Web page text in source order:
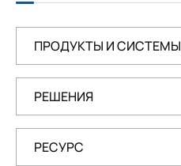
ПРОДУКТЫ И СИСТЕМЫ
РЕШЕНИЯ
РЕСУРС